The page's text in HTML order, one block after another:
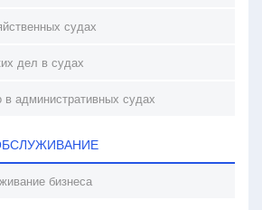
судах
дел в судах
в административных судах
бизнеса